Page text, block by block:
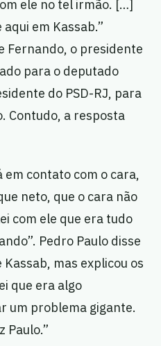
ele no tel irmão. […]
em Kassab.”
Fernando, o presidente
para o deputado
do PSD-RJ, para
Contudo, a resposta
em contato com o cara,
neto, que o cara não
com ele que era tudo
Pedro Paulo disse
mas explicou os
que era algo
um problema gigante.
Paulo.”